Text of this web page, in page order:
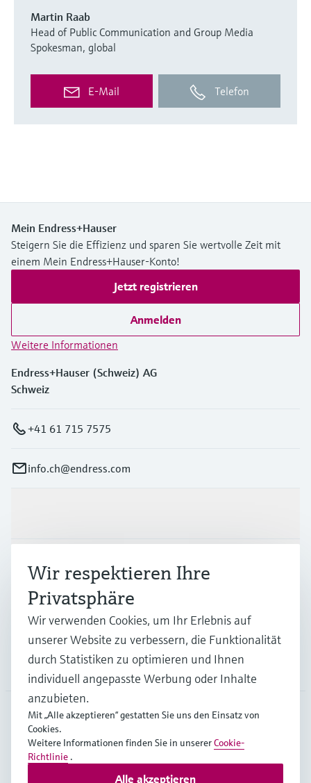
Martin Raab
Head of Public Communication and Group Media
Spokesman, global
E-Mail Telefon
Mein Endress+Hauser
Steigern Sie die Effizienz und sparen Sie wertvolle Zeit mit
einem Mein Endress+Hauser-Konto!
Jetzt registrieren
Anmelden
Weitere Informationen
Endress+Hauser (Schweiz) AG
Schweiz
+41 61 715 7575
info.ch@endress.com
Branchen
Support
Unternehmen
CHE
Wir respektieren Ihre
Privatsphäre
Wir verwenden Cookies, um Ihr Erlebnis auf
unserer Website zu verbessern, die Funktionalität
durch Statistiken zu optimieren und Ihnen
individuell angepasste Werbung oder Inhalte
anzubieten.
Mit „Alle akzeptieren“ gestatten Sie uns den Einsatz von
Cookies.
Weitere Informationen finden Sie in unsererCookie-
Richtlinie .
Alle akzeptieren